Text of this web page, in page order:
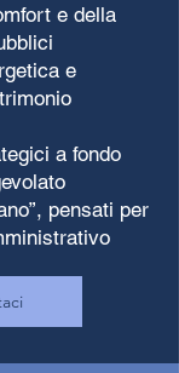
e della
e
a fondo
pensati per